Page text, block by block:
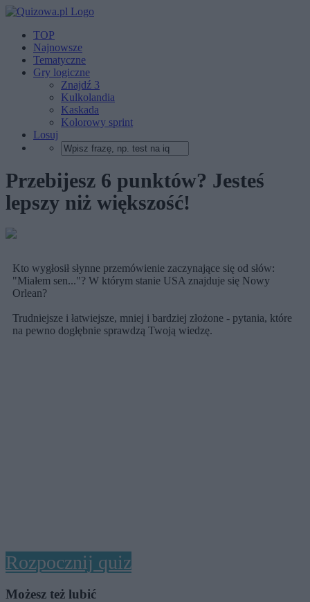
TOP
Najnowsze
Tematyczne
Gry logiczne
Znajdź 3
Kulkolandia
Kaskada
Kolorowy sprint
Losuj
Przebijesz 6 punktów? Jesteś
lepszy niż większość!
Kto wygłosił słynne przemówienie zaczynające się od słów:
"Miałem sen..."? W którym stanie USA znajduje się Nowy
Orlean?
Trudniejsze i łatwiejsze, mniej i bardziej złożone - pytania, które
na pewno dogłębnie sprawdzą Twoją wiedzę.
Rozpocznij quiz
Możesz też lubić